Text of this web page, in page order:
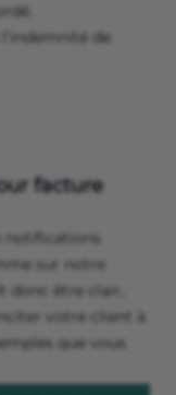
de
facture
notifications
sur notre
donc être clair,
votre client à
que vous